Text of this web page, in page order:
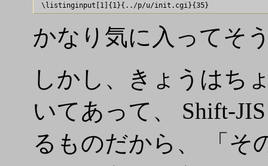
かなり気に入ってそ
しかし、きょうはち
いてあって、 Shift-
るものだから、 「そ